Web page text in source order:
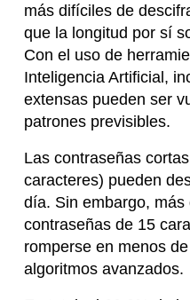
más difíciles de
que la longitud por sí
Con el uso de
Inteligencia Artificial,
extensas pueden ser
patrones previsibles.
Las contraseñas
caracteres) pueden
día. Sin embargo, más
contraseñas de 15
romperse en menos
algoritmos avanzados.